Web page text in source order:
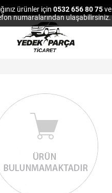
ürünler için 0532 656 80 75ve
numaralarından ulaşabilirsiniz.